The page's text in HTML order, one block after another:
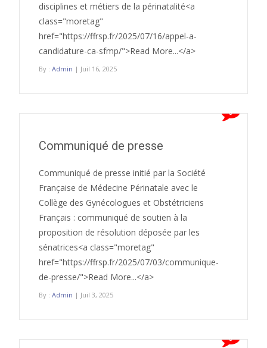
disciplines et métiers de la périnatalité<a
class="moretag"
href="https://ffrsp.fr/2025/07/16/appel-a-
candidature-ca-sfmp/">Read More...</a>
By : Admin | Juil 16, 2025
0
Communiqué de presse
Communiqué de presse initié par la Société
Française de Médecine Périnatale avec le
Collège des Gynécologues et Obstétriciens
Français : communiqué de soutien à la
proposition de résolution déposée par les
sénatrices<a class="moretag"
href="https://ffrsp.fr/2025/07/03/communique-
de-presse/">Read More...</a>
By : Admin | Juil 3, 2025
0